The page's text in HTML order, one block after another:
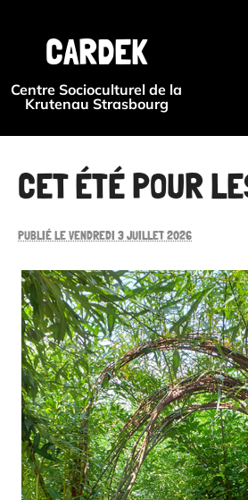
CARDEK
Centre Socioculturel de la
Krutenau Strasbourg
CET ÉTÉ POUR
PUBLIÉ LE VENDREDI 3 JUILLET 2026